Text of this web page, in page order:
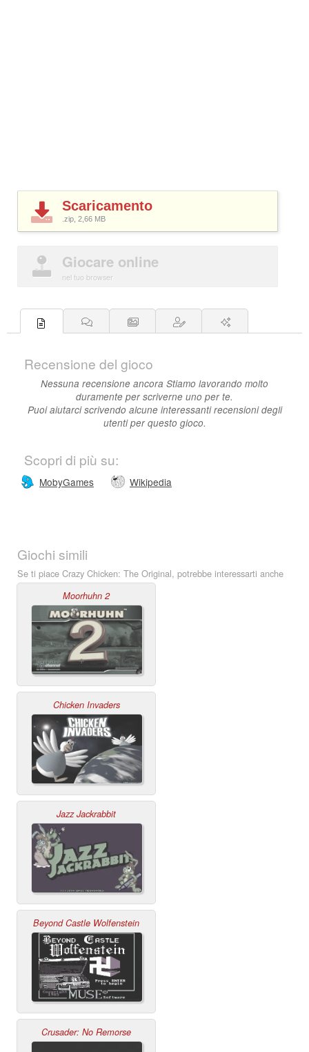
Scaricamento
.zip, 2,66 MB
Giocare online
nel tuo browser
Recensione del gioco
Nessuna recensione ancora Stiamo lavorando molto
duramente per scriverne uno per te.
Puoi aiutarci scrivendo alcune interessanti recensioni degli
utenti per questo gioco.
Scopri di più su:
MobyGames Wikipedia
Giochi simili
Se ti piace Crazy Chicken: The Original, potrebbe interessarti anche
Moorhuhn 2
Chicken Invaders
Jazz Jackrabbit
Beyond Castle Wolfenstein
Crusader: No Remorse